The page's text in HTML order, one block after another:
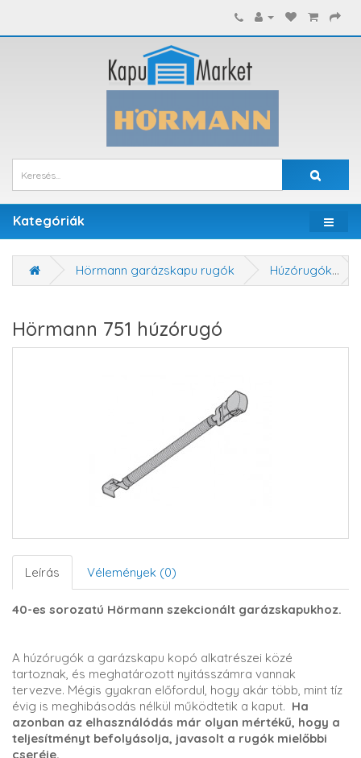
Kategóriák
Hörmann garázskapu rugók Húzórugók
Hörmann 751 húzórugó
Leírás Vélemények (0)
40-es sorozatú Hörmann szekcionált garázskapukhoz.
A húzórugók a garázskapu kopó alkatrészei közé
tartoznak, és meghatározott nyitásszámra vannak
tervezve. Mégis gyakran előfordul, hogy akár több, mint tíz
évig is meghibásodás nélkül működtetik a kaput. Ha
azonban az elhasználódás már olyan mértékű, hogy a
teljesítményt befolyásolja, javasolt a rugók mielőbbi
cseréje.